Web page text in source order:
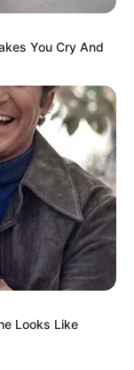
You Cry And
Looks Like